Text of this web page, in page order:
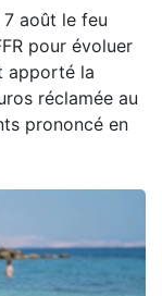
août le feu
pour évoluer
apporté la
réclamée au
prononcé en